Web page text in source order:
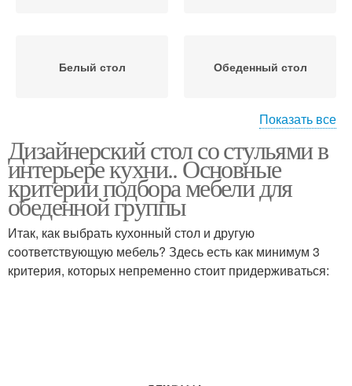
Белый стол Обеденный стол
Кухня с круглым столом Круглый стол
Стол в интерьере Стол для кухни
Показать все
Дизайнерский стол со стульями в
интерьере кухни.. Основные
критерии подбора мебели для
обеденной группы
Итак, как выбрать кухонный стол и другую
соответствующую мебель? Здесь есть как минимум 3
критерия, которых непременно стоит придерживаться: